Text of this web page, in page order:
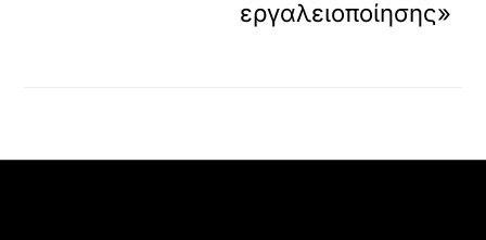
εργαλειοποίησης»